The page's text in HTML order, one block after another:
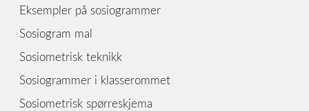
Eksempler på sosiogrammer
Sosiogram mal
Sosiometrisk teknikk
Sosiogrammer i klasserommet
Sosiometrisk spørreskjema